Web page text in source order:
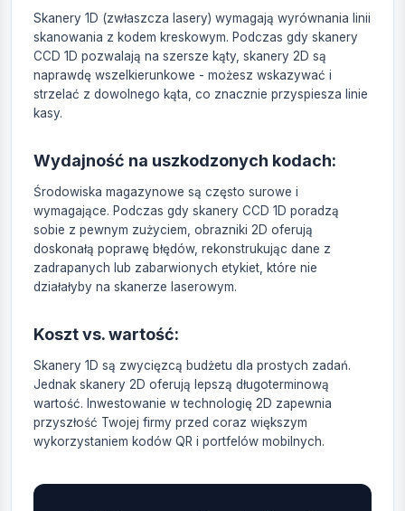
Skanery 1D (zwłaszcza lasery) wymagają wyrównania linii
skanowania z kodem kreskowym. Podczas gdy skanery
CCD 1D pozwalają na szersze kąty, skanery 2D są
naprawdę wszelkierunkowe - możesz wskazywać i
strzelać z dowolnego kąta, co znacznie przyspiesza linie
kasy.
Wydajność na uszkodzonych kodach:
Środowiska magazynowe są często surowe i
wymagające. Podczas gdy skanery CCD 1D poradzą
sobie z pewnym zużyciem, obrazniki 2D oferują
doskonałą poprawę błędów, rekonstrukując dane z
zadrapanych lub zabarwionych etykiet, które nie
działałyby na skanerze laserowym.
Koszt vs. wartość:
Skanery 1D są zwycięzcą budżetu dla prostych zadań.
Jednak skanery 2D oferują lepszą długoterminową
wartość. Inwestowanie w technologię 2D zapewnia
przyszłość Twojej firmy przed coraz większym
wykorzystaniem kodów QR i portfelów mobilnych.